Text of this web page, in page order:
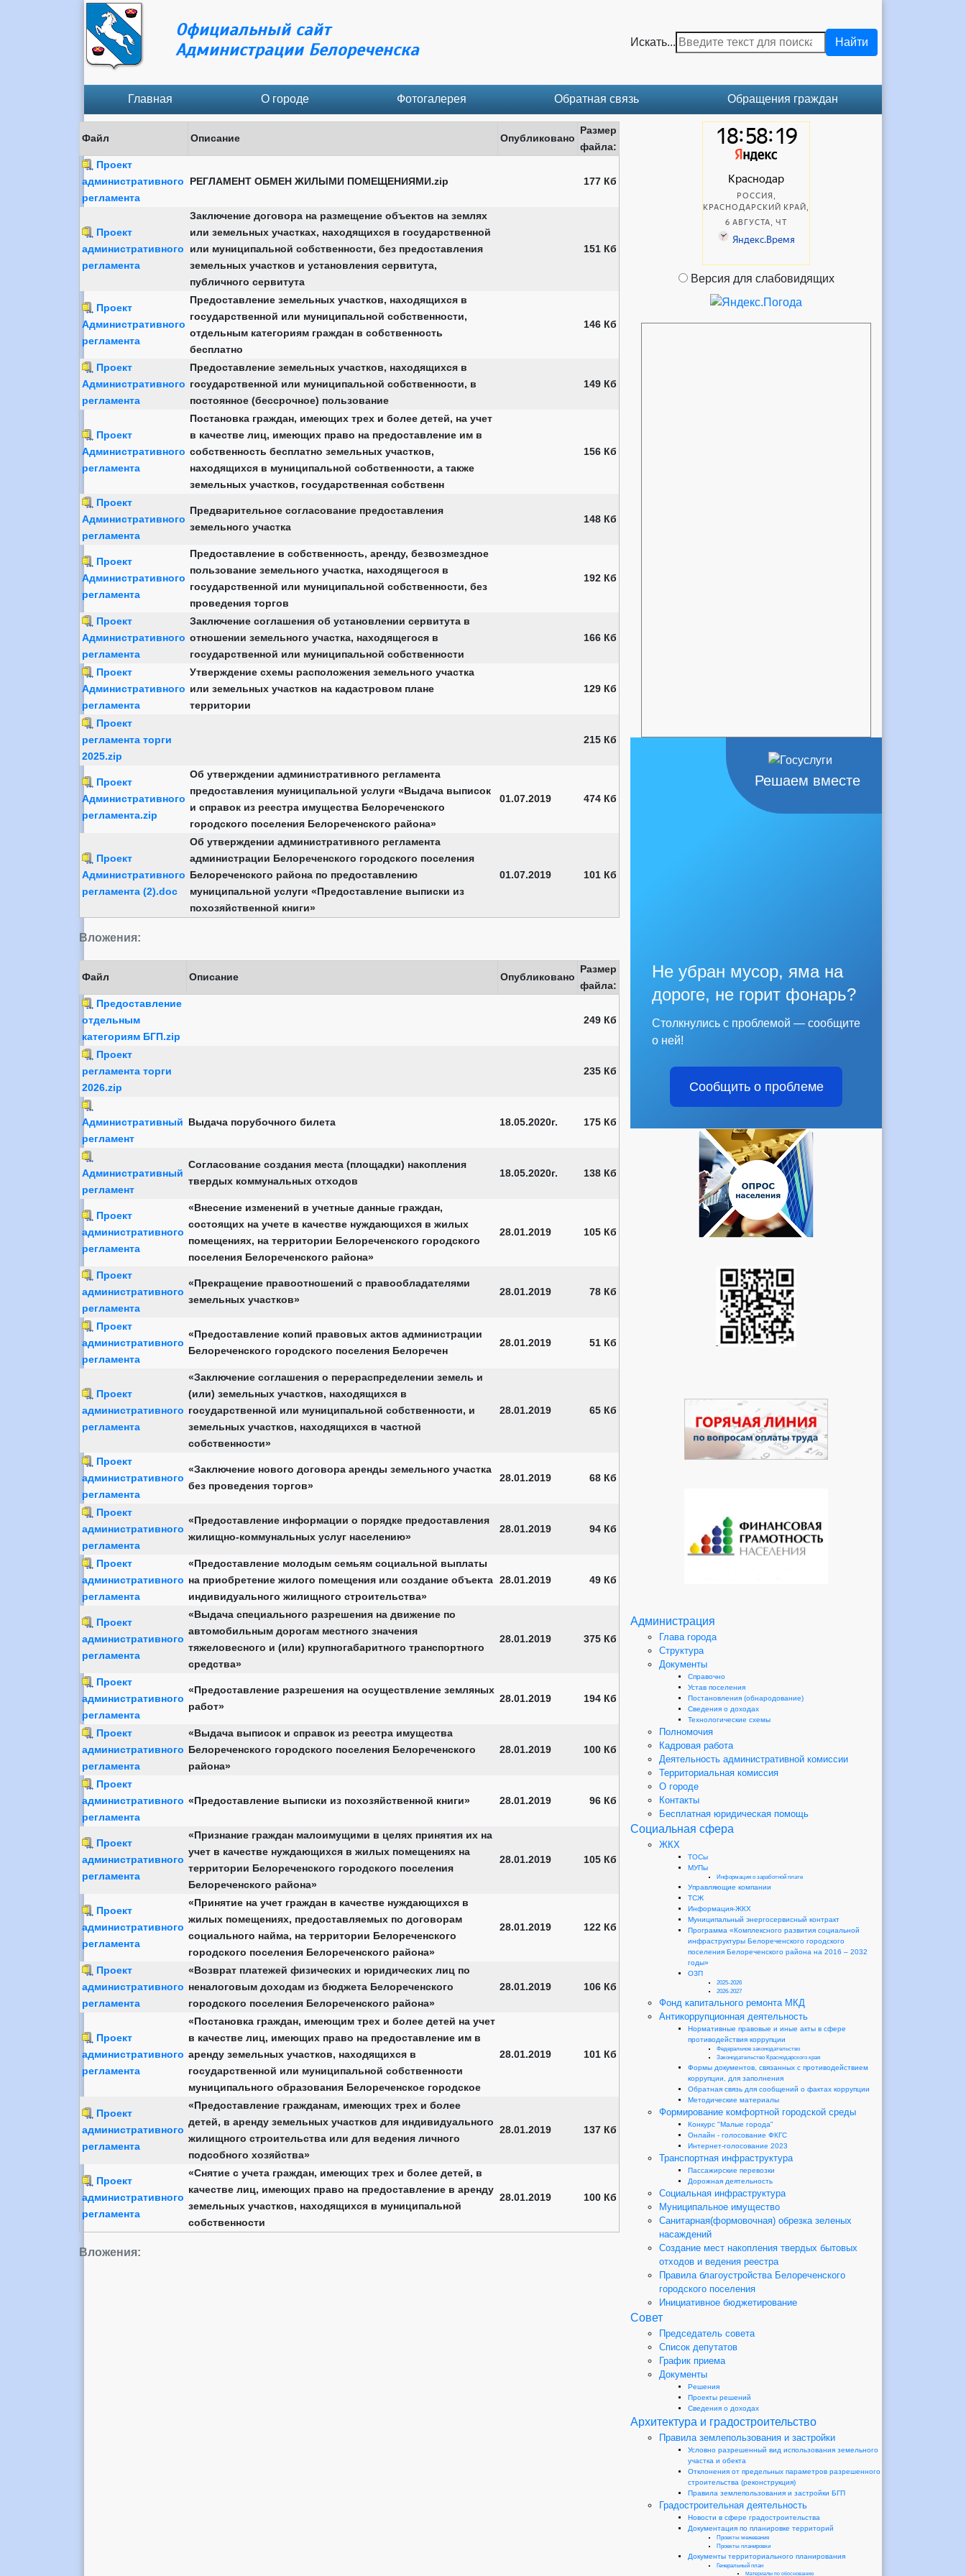
Официальный сайт
Администрации Белореченска
Искать... Найти
Главная О городе Фотогалерея Обратная связь Обращения граждан
Вложения:
Файл Описание Опубликовано
Размер
файла:
Проект
административного
регламента
РЕГЛАМЕНТ ОБМЕН ЖИЛЫМИ ПОМЕЩЕНИЯМИ.zip 177 Кб
Проект
административного
регламента
Заключение договора на размещение объектов на землях
или земельных участках, находящихся в государственной
или муниципальной собственности, без предоставления
земельных участков и установления сервитута,
публичного сервитута
151 Кб
Проект
Административного
регламента
Предоставление земельных участков, находящихся в
государственной или муниципальной собственности,
отдельным категориям граждан в собственность
бесплатно
146 Кб
Проект
Административного
регламента
Предоставление земельных участков, находящихся в
государственной или муниципальной собственности, в
постоянное (бессрочное) пользование
149 Кб
Проект
Административного
регламента
Постановка граждан, имеющих трех и более детей, на учет
в качестве лиц, имеющих право на предоставление им в
собственность бесплатно земельных участков,
находящихся в муниципальной собственности, а также
земельных участков, государственная собственн
156 Кб
Проект
Административного
регламента
Предварительное согласование предоставления
земельного участка
148 Кб
Проект
Административного
регламента
Предоставление в собственность, аренду, безвозмездное
пользование земельного участка, находящегося в
государственной или муниципальной собственности, без
проведения торгов
192 Кб
Проект
Административного
регламента
Заключение соглашения об установлении сервитута в
отношении земельного участка, находящегося в
государственной или муниципальной собственности
166 Кб
Проект
Административного
регламента
Утверждение схемы расположения земельного участка
или земельных участков на кадастровом плане
территории
129 Кб
Проект
регламента торги
2025.zip
215 Кб
Проект
Административного
регламента.zip
Об утверждении административного регламента
предоставления муниципальной услуги «Выдача выписок
и справок из реестра имущества Белореченского
городского поселения Белореченского района»
01.07.2019 474 Кб
Проект
Административного
регламента (2).doc
Об утверждении административного регламента
администрации Белореченского городского поселения
Белореченского района по предоставлению
муниципальной услуги «Предоставление выписки из
похозяйственной книги»
01.07.2019 101 Кб
Вложения:
Файл Описание Опубликовано
Размер
файла:
Предоставление
отдельным
категориям БГП.zip
249 Кб
Проект
регламента торги
2026.zip
235 Кб
Административный
регламент
Выдача порубочного билета 18.05.2020г. 175 Кб
Административный
регламент
Согласование создания места (площадки) накопления
твердых коммунальных отходов
18.05.2020г. 138 Кб
Проект
административного
регламента
«Внесение изменений в учетные данные граждан,
состоящих на учете в качестве нуждающихся в жилых
помещениях, на территории Белореченского городского
поселения Белореченского района»
28.01.2019 105 Кб
Проект
административного
регламента
«Прекращение правоотношений с правообладателями
земельных участков»
28.01.2019 78 Кб
Проект
административного
регламента
«Предоставление копий правовых актов администрации
Белореченского городского поселения Белоречен
28.01.2019 51 Кб
Проект
административного
регламента
«Заключение соглашения о перераспределении земель и
(или) земельных участков, находящихся в
государственной или муниципальной собственности, и
земельных участков, находящихся в частной
собственности»
28.01.2019 65 Кб
Проект
административного
регламента
«Заключение нового договора аренды земельного участка
без проведения торгов»
28.01.2019 68 Кб
Проект
административного
регламента
«Предоставление информации о порядке предоставления
жилищно-коммунальных услуг населению»
28.01.2019 94 Кб
Проект
административного
регламента
«Предоставление молодым семьям социальной выплаты
на приобретение жилого помещения или создание объекта
индивидуального жилищного строительства»
28.01.2019 49 Кб
Проект
административного
регламента
«Выдача специального разрешения на движение по
автомобильным дорогам местного значения
тяжеловесного и (или) крупногабаритного транспортного
средства»
28.01.2019 375 Кб
Проект
административного
регламента
«Предоставление разрешения на осуществление земляных
работ»
28.01.2019 194 Кб
Проект
административного
регламента
«Выдача выписок и справок из реестра имущества
Белореченского городского поселения Белореченского
района»
28.01.2019 100 Кб
Проект
административного
регламента
«Предоставление выписки из похозяйственной книги» 28.01.2019 96 Кб
Проект
административного
регламента
«Признание граждан малоимущими в целях принятия их на
учет в качестве нуждающихся в жилых помещениях на
территории Белореченского городского поселения
Белореченского района»
28.01.2019 105 Кб
Проект
административного
регламента
«Принятие на учет граждан в качестве нуждающихся в
жилых помещениях, предоставляемых по договорам
социального найма, на территории Белореченского
городского поселения Белореченского района»
28.01.2019 122 Кб
Проект
административного
регламента
«Возврат платежей физических и юридических лиц по
неналоговым доходам из бюджета Белореченского
городского поселения Белореченского района»
28.01.2019 106 Кб
Проект
административного
регламента
«Постановка граждан, имеющим трех и более детей на учет
в качестве лиц, имеющих право на предоставление им в
аренду земельных участков, находящихся в
государственной или муниципальной собственности
муниципального образования Белореченское городское
28.01.2019 101 Кб
Проект
административного
регламента
«Предоставление гражданам, имеющих трех и более
детей, в аренду земельных участков для индивидуального
жилищного строительства или для ведения личного
подсобного хозяйства»
28.01.2019 137 Кб
Проект
административного
регламента
«Снятие с учета граждан, имеющих трех и более детей, в
качестве лиц, имеющих право на предоставление в аренду
земельных участков, находящихся в муниципальной
собственности
28.01.2019 100 Кб
Версия для слабовидящих
Решаем вместе
Не убран мусор, яма на
дороге, не горит фонарь?
Столкнулись с проблемой — сообщите
о ней!
Сообщить о проблеме
Администрация
Глава города
Структура
Документы
Справочно
Устав поселения
Постановления (обнародование)
Сведения о доходах
Технологические схемы
Полномочия
Кадровая работа
Деятельность административной комиссии
Территориальная комиссия
О городе
Контакты
Бесплатная юридическая помощь
Социальная сфера
ЖКХ
ТОСы
МУПы
Информация о заработной плате
Управляющие компании
ТСЖ
Информация-ЖКХ
Муниципальный энергосервисный контракт
Программа «Комплексного развития социальной
инфраструктуры Белореченского городского
поселения Белореченского района на 2016 – 2032
годы»
ОЗП
2025-2026
2026-2027
Фонд капитального ремонта МКД
Антикоррупционная деятельность
Нормативные правовые и иные акты в сфере
противодействия коррупции
Федеральное законодательство
Законодательство Краснодарского края
Формы документов, связанных с противодействием
коррупции, для заполнения
Обратная связь для сообщений о фактах коррупции
Методические материалы
Формирование комфортной городской среды
Конкурс "Малые города"
Онлайн - голосование ФКГС
Интернет-голосование 2023
Транспортная инфраструктура
Пассажирские перевозки
Дорожная деятельность
Социальная инфраструктура
Муниципальное имущество
Санитарная(формовочная) обрезка зеленых
насаждений
Создание мест накопления твердых бытовых
отходов и ведения реестра
Правила благоустройства Белореченского
городского поселения
Инициативное бюджетирование
Совет
Председатель совета
Список депутатов
График приема
Документы
Решения
Проекты решений
Сведения о доходах
Архитектура и градостроительство
Правила землепользования и застройки
Условно разрешенный вид использования земельного
участка и обекта
Отклонения от предельных параметров разрешенного
строительства (реконструкция)
Правила землепользования и застройки БГП
Градостроительная деятельность
Новости в сфере градостроительства
Документация по планировке территорий
Проекты межевания
Проекты планировки
Документы территориального планирования
Генеральный план
Материалы по обоснованию